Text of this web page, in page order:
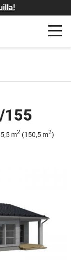
155
m2 (150,5 m2)